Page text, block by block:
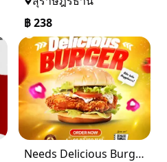
฿238
Needs Delicious Burger? Curry Hut Indian Restaurant